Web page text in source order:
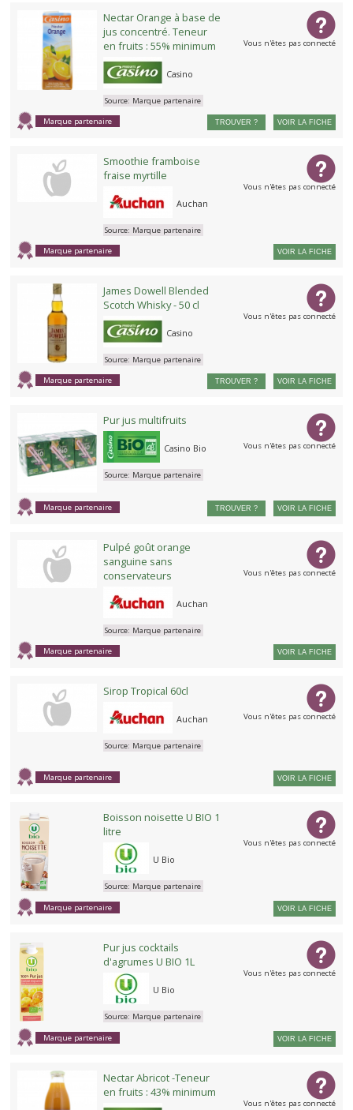
Nectar Orange à base de
jus concentré. Teneur
en fruits : 55% minimum
Casino
Marque partenaire
Source: Marque partenaire
TROUVER ?
Vous n'êtes pas connecté
VOIR LA FICHE
Smoothie framboise
fraise myrtille
Auchan
Marque partenaire
Source: Marque partenaire
Vous n'êtes pas connecté
VOIR LA FICHE
James Dowell Blended
Scotch Whisky - 50 cl
Casino
Marque partenaire
Source: Marque partenaire
TROUVER ?
Vous n'êtes pas connecté
VOIR LA FICHE
Pur jus multifruits
Casino Bio
Marque partenaire
Source: Marque partenaire
TROUVER ?
Vous n'êtes pas connecté
VOIR LA FICHE
Pulpé goût orange
sanguine sans
conservateurs
Auchan
Marque partenaire
Source: Marque partenaire
Vous n'êtes pas connecté
VOIR LA FICHE
Sirop Tropical 60cl
Auchan
Marque partenaire
Source: Marque partenaire
Vous n'êtes pas connecté
VOIR LA FICHE
Boisson noisette U BIO 1
litre
U Bio
Marque partenaire
Source: Marque partenaire
Vous n'êtes pas connecté
VOIR LA FICHE
Pur jus cocktails
d'agrumes U BIO 1L
U Bio
Marque partenaire
Source: Marque partenaire
Vous n'êtes pas connecté
VOIR LA FICHE
Nectar Abricot -Teneur
en fruits : 43% minimum
Vous n'êtes pas connecté